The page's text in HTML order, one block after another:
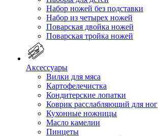
Набор ножей без подставки
Набор из четырех ножей
Поварская двойка ножей
Поварская тройка ножей
Аксессуары
Вилки для мяса
Картофелечистка
Кондитерские лопатки
Коврик расслабляющий для ног
Кухонные ножницы
Масло камелии
Пинцеты